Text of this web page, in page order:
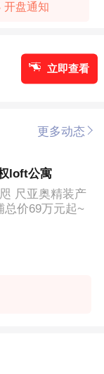
开盘通知
立即查看
更多动态
loft公寓
尺亚奥精装产
总价69万元起~